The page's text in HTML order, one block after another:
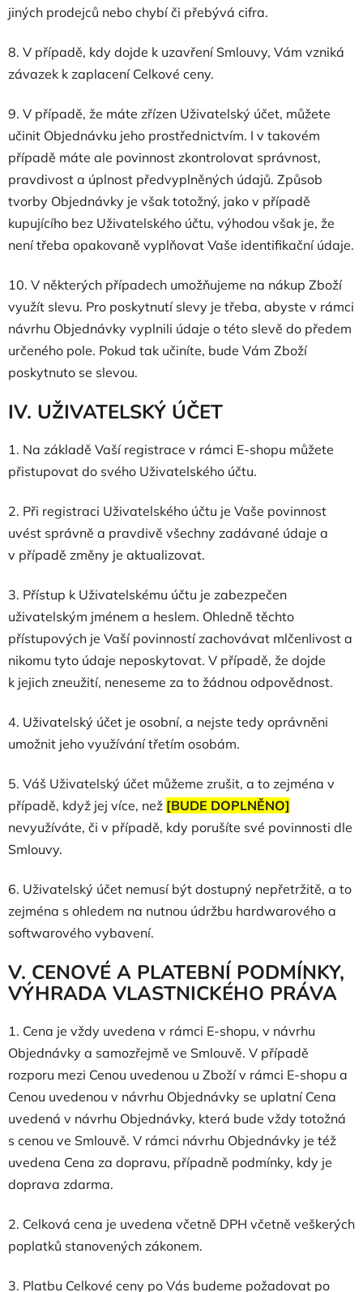
jiných prodejců nebo chybí či přebývá cifra.
8. V případě, kdy dojde k uzavření Smlouvy, Vám vzniká
závazek k zaplacení Celkové ceny.
9. V případě, že máte zřízen Uživatelský účet, můžete
učinit Objednávku jeho prostřednictvím. I v takovém
případě máte ale povinnost zkontrolovat správnost,
pravdivost a úplnost předvyplněných údajů. Způsob
tvorby Objednávky je však totožný, jako v případě
kupujícího bez Uživatelského účtu, výhodou však je, že
není třeba opakovaně vyplňovat Vaše identifikační údaje.
10. V některých případech umožňujeme na nákup Zboží
využít slevu. Pro poskytnutí slevy je třeba, abyste v rámci
návrhu Objednávky vyplnili údaje o této slevě do předem
určeného pole. Pokud tak učiníte, bude Vám Zboží
poskytnuto se slevou.
IV. UŽIVATELSKÝ ÚČET
1. Na základě Vaší registrace v rámci E-shopu můžete
přistupovat do svého Uživatelského účtu.
2. Při registraci Uživatelského účtu je Vaše povinnost
uvést správně a pravdivě všechny zadávané údaje a
v případě změny je aktualizovat.
3. Přístup k Uživatelskému účtu je zabezpečen
uživatelským jménem a heslem. Ohledně těchto
přístupových je Vaší povinností zachovávat mlčenlivost a
nikomu tyto údaje neposkytovat. V případě, že dojde
k jejich zneužití, neneseme za to žádnou odpovědnost.
4. Uživatelský účet je osobní, a nejste tedy oprávněni
umožnit jeho využívání třetím osobám.
5. Váš Uživatelský účet můžeme zrušit, a to zejména v
případě, když jej více, než [BUDE DOPLNĚNO]
nevyužíváte, či v případě, kdy porušíte své povinnosti dle
Smlouvy.
6. Uživatelský účet nemusí být dostupný nepřetržitě, a to
zejména s ohledem na nutnou údržbu hardwarového a
softwarového vybavení.
V. CENOVÉ A PLATEBNÍ PODMÍNKY,
VÝHRADA VLASTNICKÉHO PRÁVA
1. Cena je vždy uvedena v rámci E-shopu, v návrhu
Objednávky a samozřejmě ve Smlouvě. V případě
rozporu mezi Cenou uvedenou u Zboží v rámci E-shopu a
Cenou uvedenou v návrhu Objednávky se uplatní Cena
uvedená v návrhu Objednávky, která bude vždy totožná
s cenou ve Smlouvě. V rámci návrhu Objednávky je též
uvedena Cena za dopravu, případně podmínky, kdy je
doprava zdarma.
2. Celková cena je uvedena včetně DPH včetně veškerých
poplatků stanovených zákonem.
3. Platbu Celkové ceny po Vás budeme požadovat po